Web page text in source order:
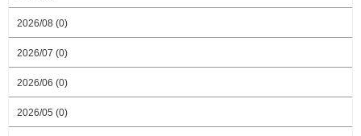
2026/08 (0)
2026/07 (0)
2026/06 (0)
2026/05 (0)